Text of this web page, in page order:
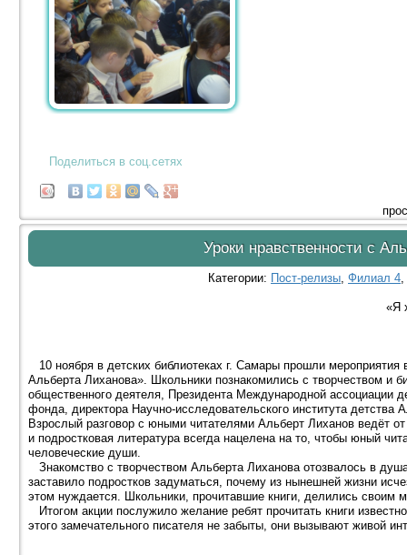
Поделиться в соц.сетях
Уроки нравственности с
Категории: Пост-релизы,Филиал 4
«Я
10 ноября в детских библиотеках г. Самары прошли
Альберта Лиханова». Школьники познакомились с творчеством и
общественного деятеля, Президента Международной ассоциации
фонда, директора Научно-исследовательского института детства
Взрослый разговор с юными читателями Альберт Лиханов ведёт
и подростковая литература всегда нацелена на то, чтобы юный
человеческие души.
Знакомство с творчеством Альберта Лиханова отозвалось в
заставило подростков задуматься, почему из нынешней жизни
этом нуждается. Школьники, прочитавшие книги, делились своим
Итогом акции послужило желание ребят прочитать книги
этого замечательного писателя не забыты, они вызывают живой